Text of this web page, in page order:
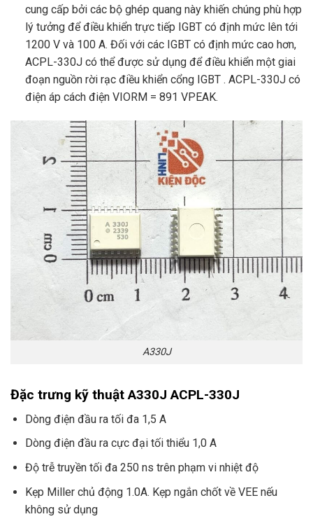
cung cấp bởi các bộ ghép quang này khiến chúng phù hợp
lý tưởng để điều khiển trực tiếp IGBT có định mức lên tới
1200 V và 100 A. Đối với các IGBT có định mức cao hơn,
ACPL-330J có thể được sử dụng để điều khiển một giai
đoạn nguồn rời rạc điều khiển cổng IGBT . ACPL-330J có
điện áp cách điện VIORM = 891 VPEAK.
A330J
Đặc trưng kỹ thuật A330J ACPL-330J
Dòng điện đầu ra tối đa 1,5 A
Dòng điện đầu ra cực đại tối thiểu 1,0 A
Độ trễ truyền tối đa 250 ns trên phạm vi nhiệt độ
Kẹp Miller chủ động 1.0A. Kẹp ngắn chốt về VEE nếu
không sử dụng